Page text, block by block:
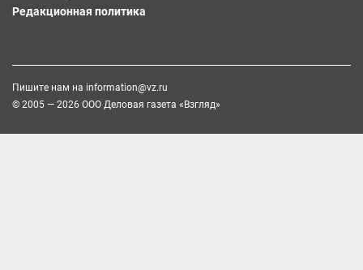
Редакционная политика
Пишите нам на information@vz.ru
© 2005 — 2026 ООО Деловая газета «Взгляд»